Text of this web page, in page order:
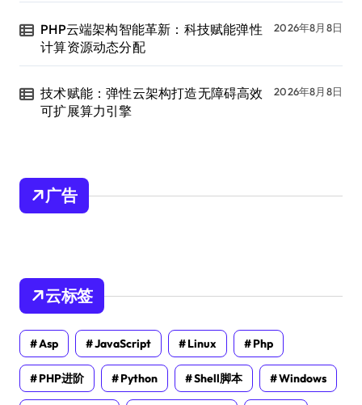
PHP云端架构智能革新：科技赋能弹性
计算资源动态分配
2026年8月8日
技术赋能：弹性云架构打造无障碍高效
可扩展算力引擎
2026年8月8日
广告
云标签
Asp JavaScript Linux Php
PHP进阶 Python Shell脚本 Windows